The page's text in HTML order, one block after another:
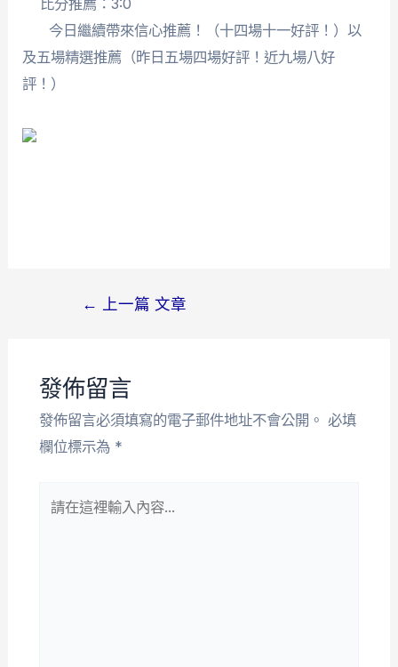
今日繼續帶來信心推薦！（十四場十一好評！）以
及五場精選推薦（昨日五場四場好評！近九場八好
評！）
← 上一篇 文章
發佈留言
發佈留言必須填寫的電子郵件地址不會公開。 必填
欄位標示為 *